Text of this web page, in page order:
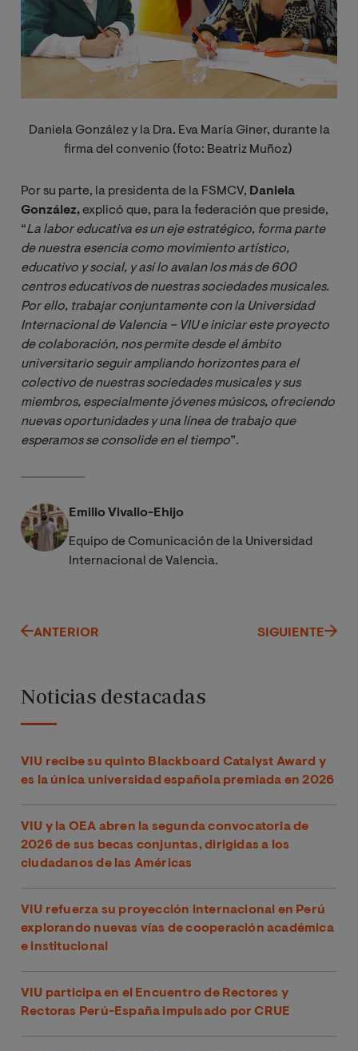
Daniela González y la Dra. Eva María Giner, durante la
firma del convenio (foto: Beatriz Muñoz)
Por su parte, la presidenta de la FSMCV, Daniela
González,explicó que, para la federación que preside,
“La labor educativa es un eje estratégico, forma parte
de nuestra esencia como movimiento artístico,
educativo y social, y así lo avalan los más de 600
centros educativos de nuestras sociedades musicales.
Por ello, trabajar conjuntamente con la Universidad
Internacional de Valencia – VIU e iniciar este proyecto
de colaboración, nos permite desde el ámbito
universitario seguir ampliando horizontes para el
colectivo de nuestras sociedades musicales y sus
miembros, especialmente jóvenes músicos, ofreciendo
nuevas oportunidades y una línea de trabajo que
esperamos se consolide en el tiempo”.
Emilio Vivallo-Ehijo
Equipo de Comunicación de la Universidad
Internacional de Valencia.
ANTERIOR SIGUIENTE
Noticias destacadas
VIU recibe su quinto Blackboard Catalyst Award y
es la única universidad española premiada en 2026
VIU y la OEA abren la segunda convocatoria de
2026 de sus becas conjuntas, dirigidas a los
ciudadanos de las Américas
VIU refuerza su proyección internacional en Perú
explorando nuevas vías de cooperación académica
e institucional
VIU participa en el Encuentro de Rectores y
Rectoras Perú-España impulsado por CRUE